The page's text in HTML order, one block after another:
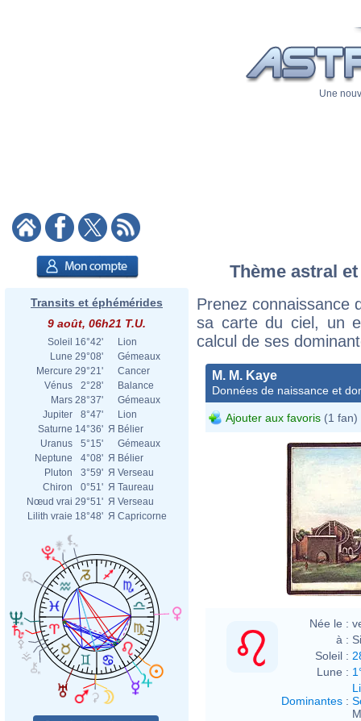
Une
Transits et éphémérides
9 août, 06h21 T.U.
Soleil 16°42'
Lion
Lune 29°08'
Gémeaux
Mercure 29°21'
Cancer
Vénus
2°28'
Balance
Mars 28°37'
Gémeaux
Jupiter
8°47'
Lion
Saturne 14°36' Я Bélier
Uranus
5°15'
Gémeaux
Neptune
4°08' Я Bélier
Pluton
3°59' Я Verseau
Chiron
0°51' Я Taureau
Nœud vrai 29°51' Я Verseau
Lilith vraie 18°48' Я Capricorne
Thème astral
Prenez connaissance
sa carte du ciel, un
calcul de ses
M. M. Kaye
Données de naissance et
Ajouter aux favoris (1 fan)
Née le :
à :
Soleil :
Lune :
Dominantes :